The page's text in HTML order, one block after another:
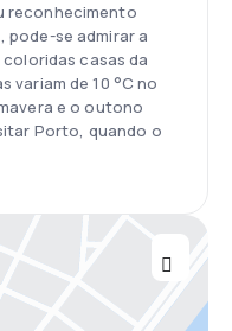
reconhecimento
pode-se admirar a
casas da
variam de 10 °C no
e o outono
Porto, quando o